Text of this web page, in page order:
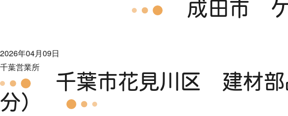
成田市 ケ
2026年04月09日
千葉営業所
千葉市花見川区 建材部
分）